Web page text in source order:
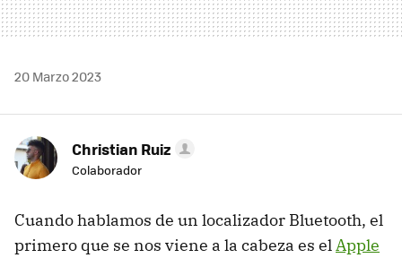
20 Marzo 2023
Christian Ruiz
Colaborador
Cuando hablamos de un localizador Bluetooth, el
primero que se nos viene a la cabeza es elApple